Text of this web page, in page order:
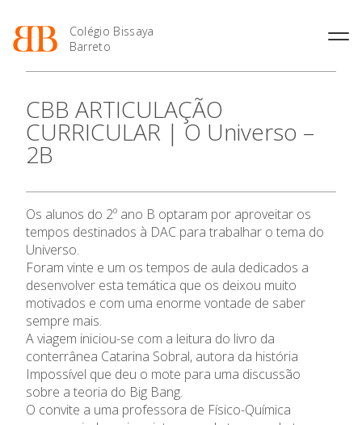
Colégio Bissaya
Barreto
O Colégio
Projeto Educativo
Organização
Colaboradores Docentes
Instalações
Ofertas de emprego
Regulamentos
Jornal “O Coreto”
Privacidade
Oferta Formativa
Enriquecimento Curricular
Oferta Curricular
Atividades Extracurriculares
Atividades de Interrupção
Letiva
Academia de Línguas
Ensino Profissional
Profissionais
Matrículas
Horários e Manuais
Termalismo
Curso de Técnico/a de Apoio
à Família e à Comunidade
Ofertas de Emprego
2027
Calendários
Portal do Professor
de Educação
SIGE
Secretariado de Exames
Admissão
Informações
CBB ARTICULAÇÃO
CURRICULAR | O Universo –
2B
Os alunos do 2º ano B optaram por aproveitar os
tempos destinados à DAC para trabalhar o tema do
Universo.
Foram vinte e um os tempos de aula dedicados a
desenvolver esta temática que os deixou muito
motivados e com uma enorme vontade de saber
sempre mais.
A viagem iniciou-se com a leitura do livro da
conterrânea Catarina Sobral, autora da história
Impossível que deu o mote para uma discussão
sobre a teoria do Big Bang.
O convite a uma professora de Físico-Química